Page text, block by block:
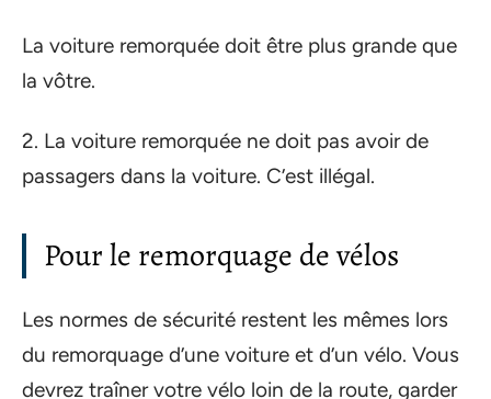
La voiture remorquée doit être plus grande que
la vôtre.
2. La voiture remorquée ne doit pas avoir de
passagers dans la voiture. C’est illégal.
Pour le remorquage de vélos
Les normes de sécurité restent les mêmes lors
du remorquage d’une voiture et d’un vélo. Vous
devrez traîner votre vélo loin de la route, garder